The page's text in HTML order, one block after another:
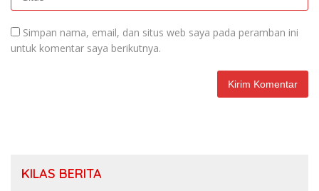
Simpan nama, email, dan situs web saya pada peramban ini
untuk komentar saya berikutnya.
KILAS BERITA